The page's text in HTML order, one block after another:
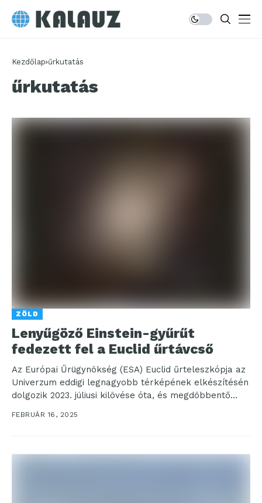
Kezdőlap űrkutatás
űrkutatás
ZÖLD
Lenyűgöző Einstein-gyűrűt
fedezett fel a Euclid űrtávcső
Az Európai Űrügynökség (ESA) Euclid űrteleszkópja az
Univerzum eddigi legnagyobb térképének elkészítésén
dolgozik 2023. júliusi kilövése óta, és megdöbbentő
felfedezést tett. A most...
FEBRUÁR 16, 2025